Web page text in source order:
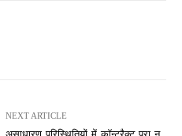
NEXT ARTICLE